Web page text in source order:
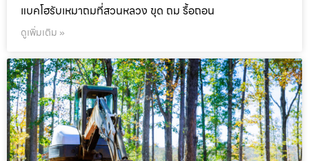
แบคโฮรับเหมาถมที่สวนหลวง ขุด ถม รื้อถอน
ดูเพิ่มเติม »